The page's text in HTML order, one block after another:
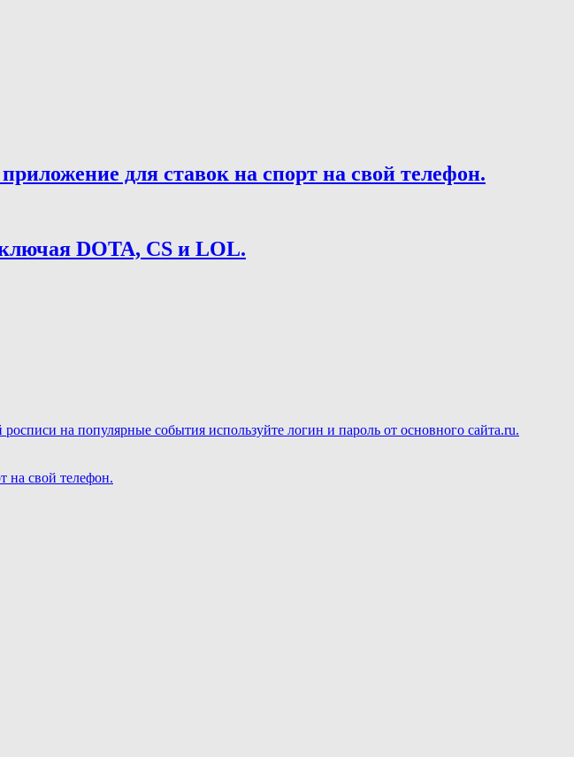
для ставок на спорт на свой телефон.
DOTA, CS и LOL.
на популярные события используйте логин и пароль от основного сайта.ru.
на свой телефон.